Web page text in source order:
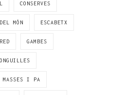
CONSERVES
MÓN ESCABETX
GAMBES
MASSES I PA